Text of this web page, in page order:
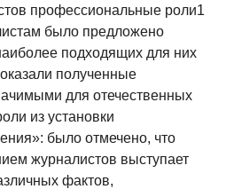
профессиональные роли1
было предложено
подходящих для них
полученные
для отечественных
из установки
было отмечено, что
журналистов выступает
фактов,